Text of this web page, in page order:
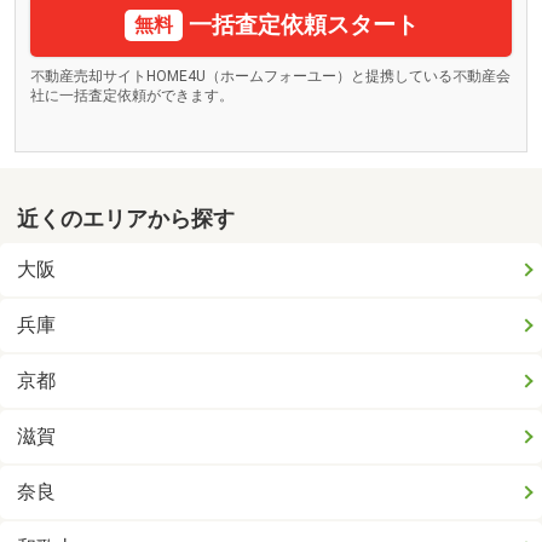
無料 一括査定依頼スタート
不動産売却サイトHOME4U（ホームフォーユー）と提携している不動産会
社に一括査定依頼ができます。
近くのエリアから探す
大阪
兵庫
京都
滋賀
奈良